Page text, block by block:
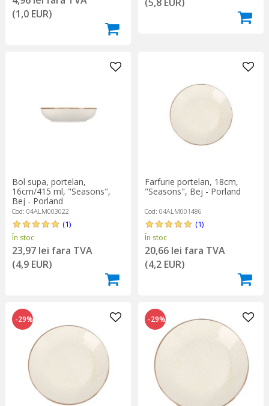
(1,0 EUR)
Bol supa, portelan,
16cm/415 ml, "Seasons",
Bej - Porland
Cod: 04ALM003022
(1)
În stoc
23,97 lei fara TVA
(4,9 EUR)
Farfurie portelan, 18cm,
"Seasons", Bej - Porland
Cod: 04ALM001486
(1)
În stoc
20,66 lei fara TVA
(4,2 EUR)
-29% -29%